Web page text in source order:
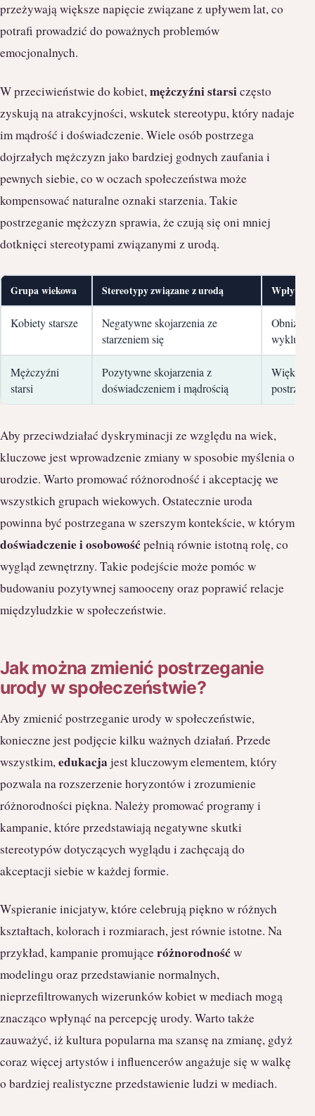
przeżywają większe napięcie związane z upływem lat, co
potrafi prowadzić do poważnych problemów
emocjonalnych.
W przeciwieństwie do kobiet,mężczyźni starsiczęsto
zyskują na atrakcyjności, wskutek stereotypu, który nadaje
im mądrość i doświadczenie. Wiele osób postrzega
dojrzałych mężczyzn jako bardziej godnych zaufania i
pewnych siebie, co w oczach społeczeństwa może
kompensować naturalne oznaki starzenia. Takie
postrzeganie mężczyzn sprawia, że czują się oni mniej
dotknięci stereotypami związanymi z urodą.
Grupa wiekowa Stereotypy związane z urodą Wpływ
Kobiety starsze
Negatywne skojarzenia ze
starzeniem się
Mężczyźni
starsi
Pozytywne skojarzenia z
doświadczeniem i mądrością
Większa
Aby przeciwdziałać dyskryminacji ze względu na wiek,
kluczowe jest wprowadzenie zmiany w sposobie myślenia o
urodzie. Warto promować różnorodność i akceptację we
wszystkich grupach wiekowych. Ostatecznie uroda
powinna być postrzegana w szerszym kontekście, w którym
doświadczenie i osobowośćpełnią równie istotną rolę, co
wygląd zewnętrzny. Takie podejście może pomóc w
budowaniu pozytywnej samooceny oraz poprawić relacje
międzyludzkie w społeczeństwie.
Jak można zmienić postrzeganie
urody w społeczeństwie?
Aby zmienić postrzeganie urody w społeczeństwie,
konieczne jest podjęcie kilku ważnych działań. Przede
wszystkim, edukacja jest kluczowym elementem, który
pozwala na rozszerzenie horyzontów i zrozumienie
różnorodności piękna. Należy promować programy i
kampanie, które przedstawiają negatywne skutki
stereotypów dotyczących wyglądu i zachęcają do
akceptacji siebie w każdej formie.
Wspieranie inicjatyw, które celebrują piękno w różnych
kształtach, kolorach i rozmiarach, jest równie istotne. Na
przykład, kampanie promująceróżnorodnośćw
modelingu oraz przedstawianie normalnych,
nieprzefiltrowanych wizerunków kobiet w mediach mogą
znacząco wpłynąć na percepcję urody. Warto także
zauważyć, iż kultura popularna ma szansę na zmianę, gdyż
coraz więcej artystów i influencerów angażuje się w walkę
o bardziej realistyczne przedstawienie ludzi w mediach.